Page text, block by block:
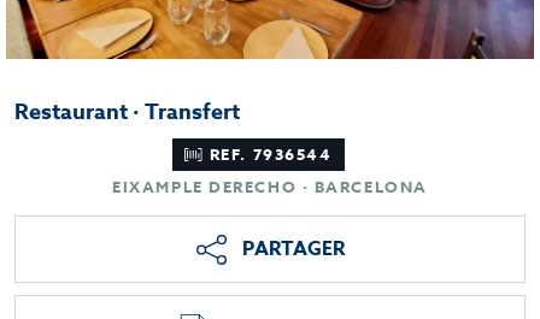
Restaurant · Transfert
REF. 7936544
EIXAMPLE DERECHO · BARCELONA
PARTAGER